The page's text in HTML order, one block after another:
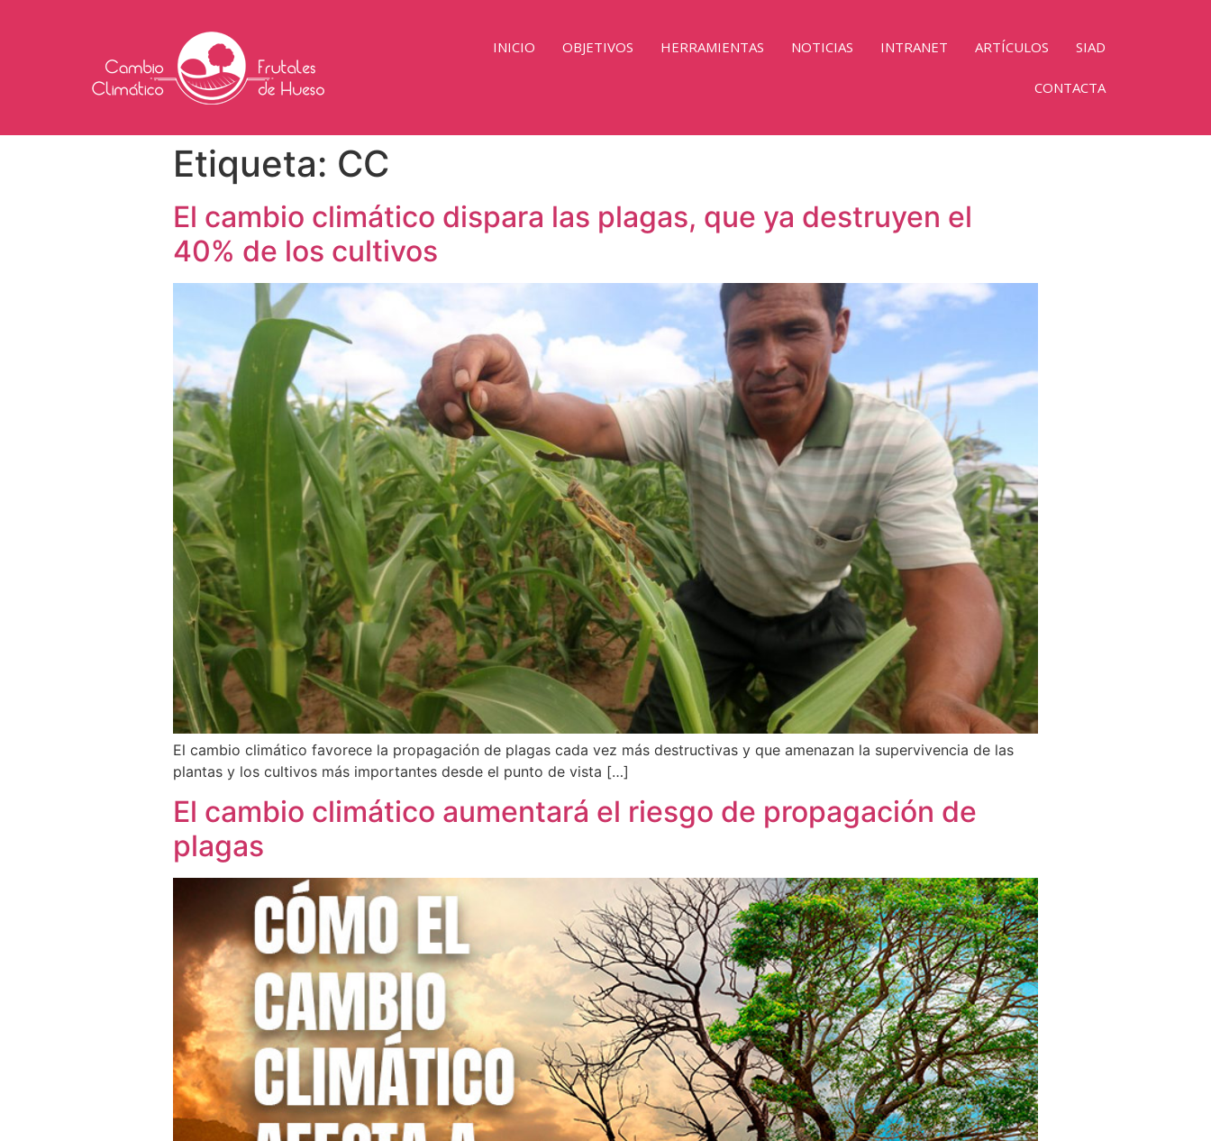
INICIO OBJETIVOS HERRAMIENTAS NOTICIAS INTRANET ARTÍCULOS SIAD
CONTACTA
Etiqueta: CC
El cambio climático dispara las plagas, que ya destruyen el
40% de los cultivos
El cambio climático favorece la propagación de plagas cada vez más destructivas y que amenazan la supervivencia de las
plantas y los cultivos más importantes desde el punto de vista […]
El cambio climático aumentará el riesgo de propagación de
plagas